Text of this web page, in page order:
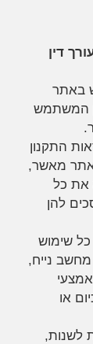
דין
באתר
המשתמש
התקנון
מאשר,
את כל
להן
שימוש
נייח,
או
לשנות,